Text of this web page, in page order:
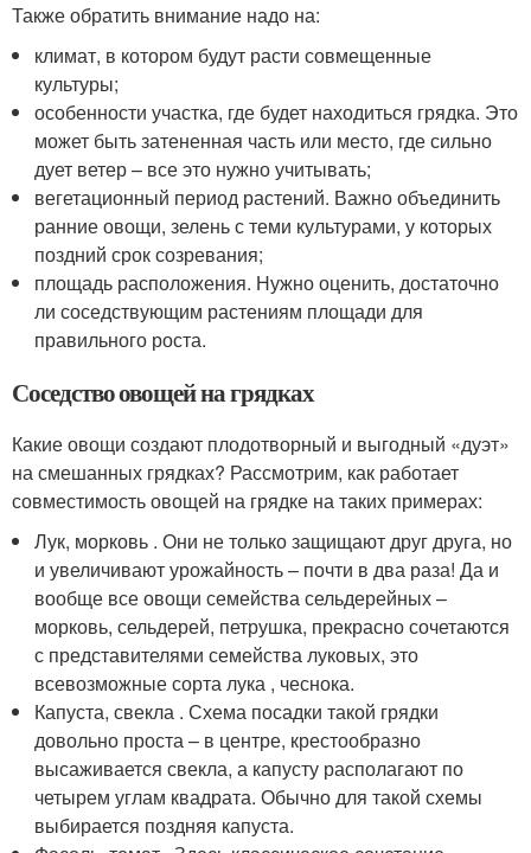
Также обратить внимание надо на:
климат, в котором будут расти совмещенные
культуры;
особенности участка, где будет находиться грядка. Это
может быть затененная часть или место, где сильно
дует ветер – все это нужно учитывать;
вегетационный период растений. Важно объединить
ранние овощи, зелень с теми культурами, у которых
поздний срок созревания;
площадь расположения. Нужно оценить, достаточно
ли соседствующим растениям площади для
правильного роста.
Соседство овощей на грядках
Какие овощи создают плодотворный и выгодный «дуэт»
на смешанных грядках? Рассмотрим, как работает
совместимость овощей на грядке на таких примерах:
Лук, морковь . Они не только защищают друг друга, но
и увеличивают урожайность – почти в два раза! Да и
вообще все овощи семейства сельдерейных –
морковь, сельдерей, петрушка, прекрасно сочетаются
с представителями семейства луковых, это
всевозможные сорта лука , чеснока.
Капуста, свекла . Схема посадки такой грядки
довольно проста – в центре, крестообразно
высаживается свекла, а капусту располагают по
четырем углам квадрата. Обычно для такой схемы
выбирается поздняя капуста.